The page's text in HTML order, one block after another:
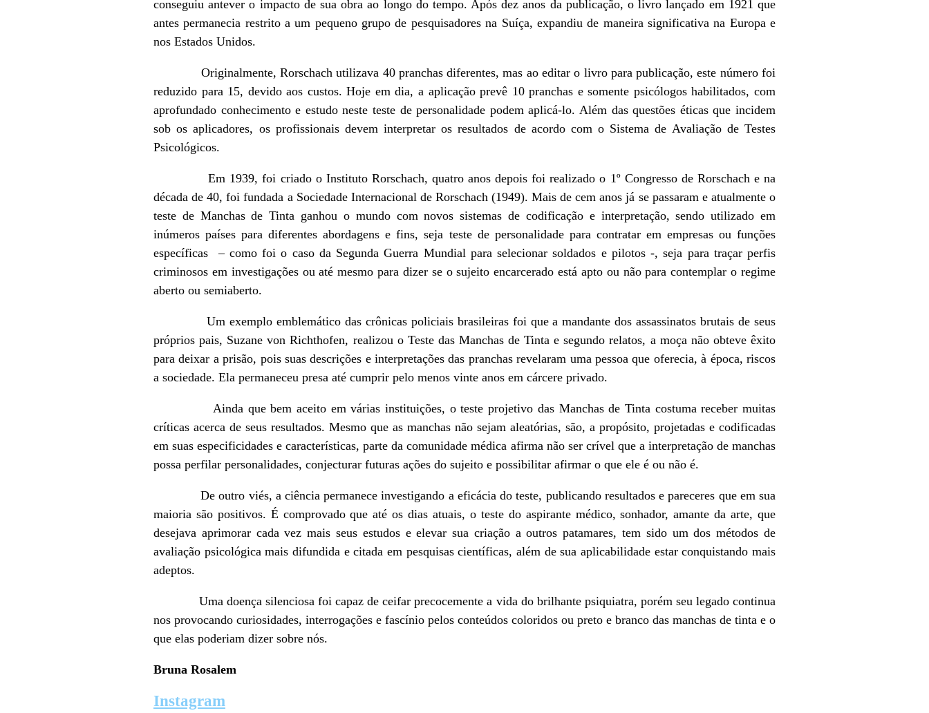
conseguiu antever o impacto de sua obra ao longo do tempo. Após dez anos da publicação, o livro lançado em 1921 que
antes permanecia restrito a um pequeno grupo de pesquisadores na Suíça, expandiu de maneira significativa na Europa e
nos Estados Unidos.
Originalmente, Rorschach utilizava 40 pranchas diferentes, mas ao editar o livro para publicação, este número foi
reduzido para 15, devido aos custos. Hoje em dia, a aplicação prevê 10 pranchas e somente psicólogos habilitados, com
aprofundado conhecimento e estudo neste teste de personalidade podem aplicá-lo. Além das questões éticas que incidem
sob os aplicadores, os profissionais devem interpretar os resultados de acordo com o Sistema de Avaliação de Testes
Psicológicos.
Em 1939, foi criado o Instituto Rorschach, quatro anos depois foi realizado o 1º Congresso de Rorschach e na
década de 40, foi fundada a Sociedade Internacional de Rorschach (1949). Mais de cem anos já se passaram e atualmente o
teste de Manchas de Tinta ganhou o mundo com novos sistemas de codificação e interpretação, sendo utilizado em
inúmeros países para diferentes abordagens e fins, seja teste de personalidade para contratar em empresas ou funções
específicas – como foi o caso da Segunda Guerra Mundial para selecionar soldados e pilotos -, seja para traçar perfis
criminosos em investigações ou até mesmo para dizer se o sujeito encarcerado está apto ou não para contemplar o regime
aberto ou semiaberto.
Um exemplo emblemático das crônicas policiais brasileiras foi que a mandante dos assassinatos brutais de seus
próprios pais, Suzane von Richthofen, realizou o Teste das Manchas de Tinta e segundo relatos, a moça não obteve êxito
para deixar a prisão, pois suas descrições e interpretações das pranchas revelaram uma pessoa que oferecia, à época, riscos
a sociedade. Ela permaneceu presa até cumprir pelo menos vinte anos em cárcere privado.
Ainda que bem aceito em várias instituições, o teste projetivo das Manchas de Tinta costuma receber muitas
críticas acerca de seus resultados. Mesmo que as manchas não sejam aleatórias, são, a propósito, projetadas e codificadas
em suas especificidades e características, parte da comunidade médica afirma não ser crível que a interpretação de manchas
possa perfilar personalidades, conjecturar futuras ações do sujeito e possibilitar afirmar o que ele é ou não é.
De outro viés, a ciência permanece investigando a eficácia do teste, publicando resultados e pareceres que em sua
maioria são positivos. É comprovado que até os dias atuais, o teste do aspirante médico, sonhador, amante da arte, que
desejava aprimorar cada vez mais seus estudos e elevar sua criação a outros patamares, tem sido um dos métodos de
avaliação psicológica mais difundida e citada em pesquisas científicas, além de sua aplicabilidade estar conquistando mais
adeptos.
Uma doença silenciosa foi capaz de ceifar precocemente a vida do brilhante psiquiatra, porém seu legado continua
nos provocando curiosidades, interrogações e fascínio pelos conteúdos coloridos ou preto e branco das manchas de tinta e o
que elas poderiam dizer sobre nós.
Bruna Rosalem
Instagram